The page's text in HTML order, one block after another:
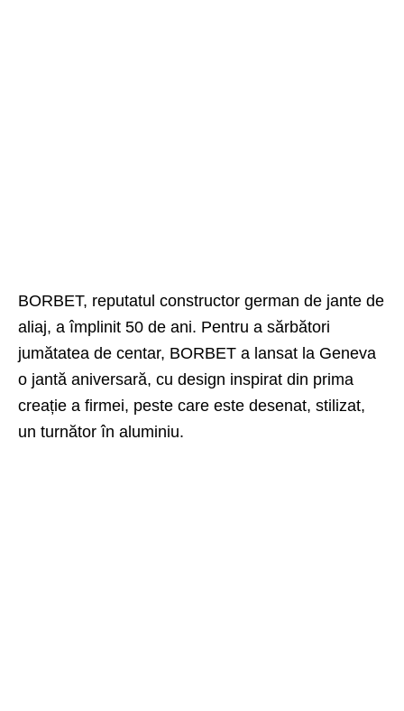
BORBET, reputatul constructor german de jante de
aliaj, a împlinit 50 de ani. Pentru a sărbători
jumătatea de centar, BORBET a lansat la Geneva
o jantă aniversară, cu design inspirat din prima
creație a firmei, peste care este desenat, stilizat,
un turnător în aluminiu.